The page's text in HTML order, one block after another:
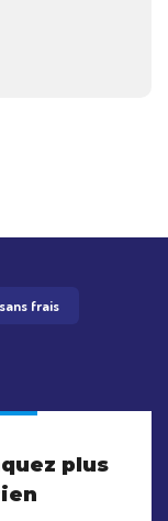
frais
plus